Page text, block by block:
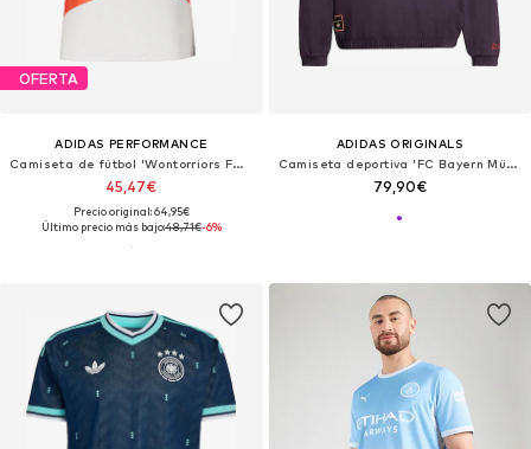
OFERTA
ADIDAS PERFORMANCE
Camiseta de fútbol 'Wontorriors FC 2025'
45,47€
Precio original: 64,95€
Último precio más bajo:48,71€-6%
ADIDAS ORIGINALS
Camiseta deportiva 'FC Bayern München Terrace Icons'
79,90€